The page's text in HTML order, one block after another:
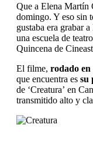
Que a Elena Martín
domingo. Y eso sin
gustaba era grabar
una escuela de
Quincena de
El filme, rodado en
que encuentra es su
de ‘Creatura’ en
transmitido alto y